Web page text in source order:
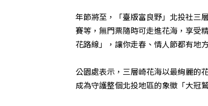
年節將至，「臺版富良野」北投社三
賽等，無門票隨時可走進花海，享受
花路線」，讓你走春、情人節都有地
公園處表示，三層崎花海以最絢麗的
成為守護整個北投地區的象徵「大冠